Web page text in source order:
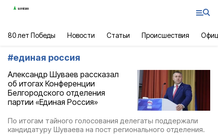
80 лет Победы Новости Статьи Происшествия
#единая россия
Александр Шуваев рассказал
об итогах Конференции
Белгородского отделения
партии «Единая Россия»
По итогам тайного голосования делегаты поддержали
кандидатуру Шуваева на пост регионального отделения.